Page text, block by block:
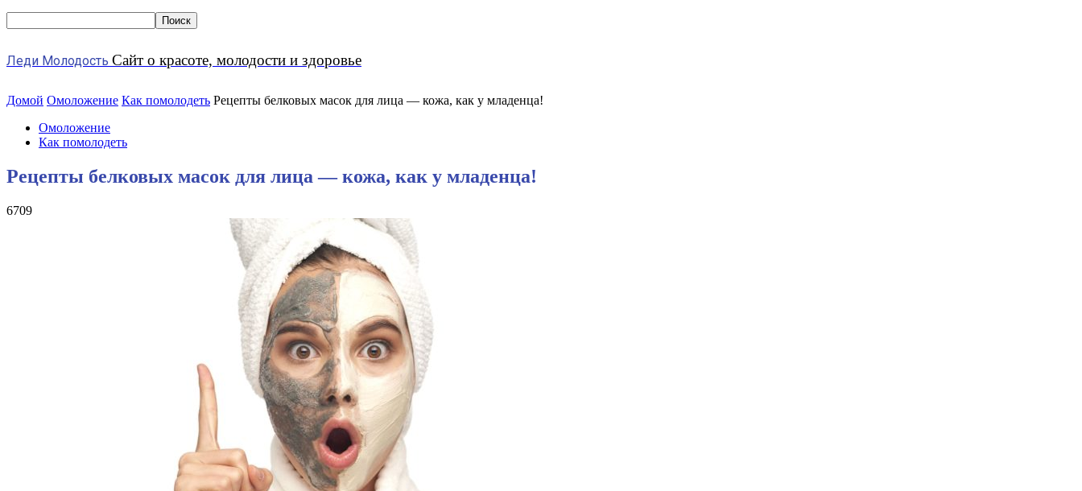
Леди Молодость Сайт о красоте, молодости и здоровье
Домой Омоложение Как помолодеть Рецепты белковых масок для лица — кожа, как у младенца!
Омоложение
Как помолодеть
Рецепты белковых масок для лица — кожа, как у младенца!
6709